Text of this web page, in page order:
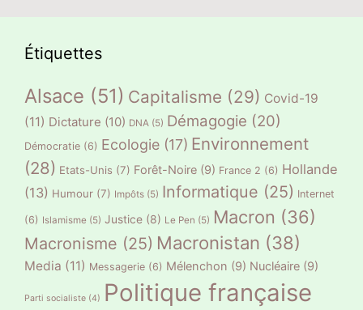
Étiquettes
Alsace (51) Capitalisme (29) Covid-19
(11) Dictature (10) DNA (5) Démagogie (20)
Démocratie (6) Ecologie (17) Environnement
(28) Etats-Unis (7) Forêt-Noire (9) France 2 (6) Hollande
(13) Humour (7) Impôts (5) Informatique (25) Internet
(6) Islamisme (5) Justice (8) Le Pen (5) Macron (36)
Macronisme (25) Macronistan (38)
Media (11) Messagerie (6) Mélenchon (9) Nucléaire (9)
Parti socialiste (4) Politique française